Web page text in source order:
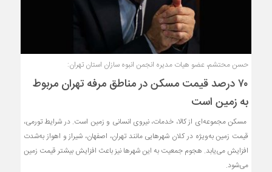
حسن محتشم، عضو هیات مدیره انجمن انبوه سازان استان تهران:
۷۰ درصد قیمت مسکن در مناطق مرفه تهران مربوط
به زمین است
مسکن مجموعه‌ای از کالا، خدمات، نیروی انسانی و زمین است. در شرایط تورمی،
قیمت زمین به‌ویژه در کلان‌ شهرهایی مانند تهران، اصفهان، شیراز و اهواز به‌شدت
افزایش می‌یابد. هجوم جمعیت به این شهرها نیز باعث افزایش بیشتر قیمت زمین
می‌شود.